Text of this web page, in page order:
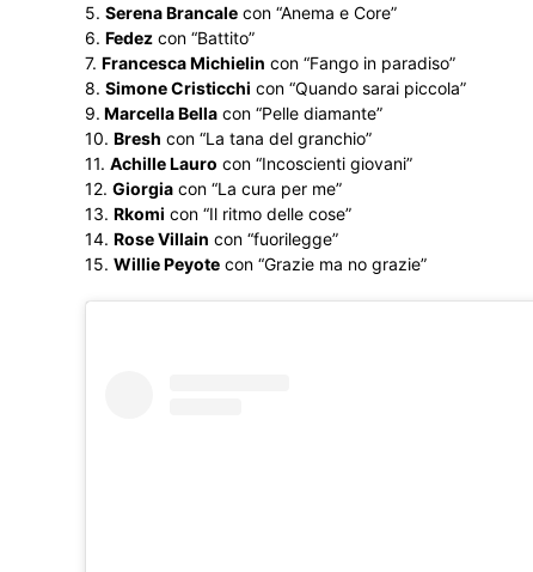
5. Serena Brancale con “Anema e Core”
6. Fedez con “Battito”
7. Francesca Michielin con “Fango in paradiso”
8. Simone Cristicchi con “Quando sarai piccola”
9. Marcella Bella con “Pelle diamante”
10. Bresh con “La tana del granchio”
11. Achille Lauro con “Incoscienti giovani”
12. Giorgia con “La cura per me”
13. Rkomi con “Il ritmo delle cose”
14. Rose Villain con “fuorilegge”
15. Willie Peyote con “Grazie ma no grazie”